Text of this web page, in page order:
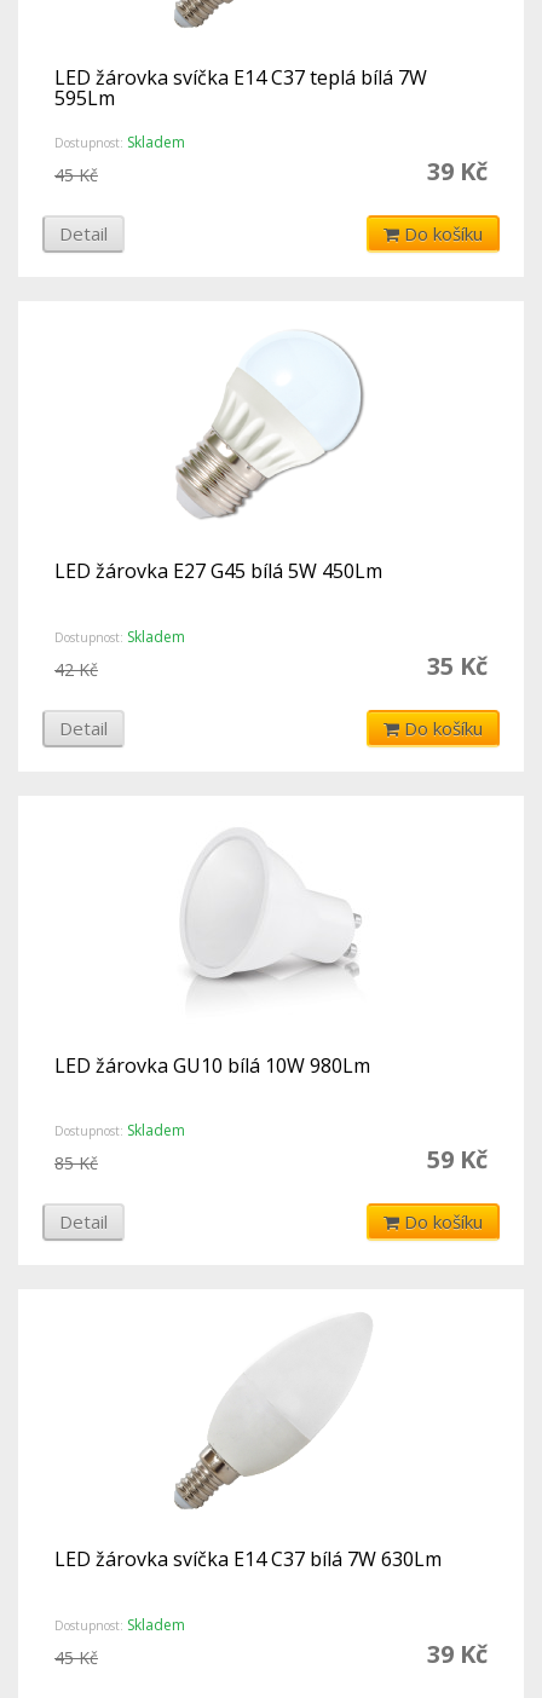
LED žárovka svíčka E14 C37 teplá bílá 7W
595Lm
Dostupnost: Skladem
39 Kč
45 Kč
Detail Do košíku
LED žárovka E27 G45 bílá 5W 450Lm
Dostupnost: Skladem
35 Kč
42 Kč
Detail Do košíku
LED žárovka GU10 bílá 10W 980Lm
Dostupnost: Skladem
59 Kč
85 Kč
Detail Do košíku
LED žárovka svíčka E14 C37 bílá 7W 630Lm
Dostupnost: Skladem
39 Kč
45 Kč